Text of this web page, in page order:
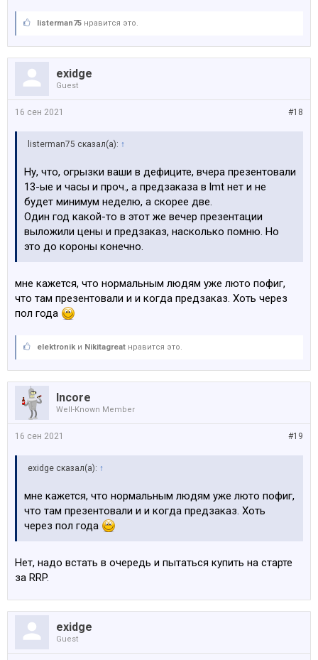
listerman75 нравится это.
exidge
Guest
#18
16 сен 2021
listerman75 сказал(а): ↑
Ну, что, огрызки ваши в дефиците, вчера презентовали
13-ые и часы и проч., а предзаказа в lmt нет и не
будет минимум неделю, а скорее две.
Один год какой-то в этот же вечер презентации
выложили цены и предзаказ, насколько помню. Но
это до короны конечно.
мне кажется, что нормальным людям уже люто пофиг,
что там презентовали и и когда предзаказ. Хоть через
пол года
elektronik и Nikitagreat нравится это.
Incore
Well-Known Member
#19
16 сен 2021
exidge сказал(а): ↑
мне кажется, что нормальным людям уже люто пофиг,
что там презентовали и и когда предзаказ. Хоть
через пол года
Нет, надо встать в очередь и пытаться купить на старте
за RRP.
exidge
Guest